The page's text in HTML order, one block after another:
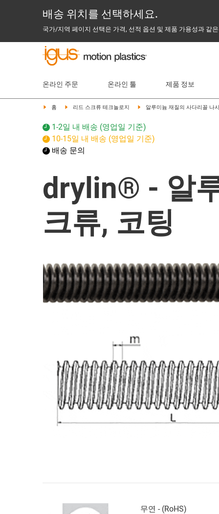
배송 위치를 선택하세요.
국가/지역 페이지 선택은 가격, 선적 옵션 및 제품 가용성과 같
온라인 주문 온라인 툴 제품 정보
홈 리드 스크류 테크놀로지 알루미늄 재질의 사다리꼴 나
1-2일 내 배송 (영업일 기준)
10-15일 내 배송 (영업일 기준)
배송 문의
drylin® - 알
크류, 코팅
무연 - (RoHS)